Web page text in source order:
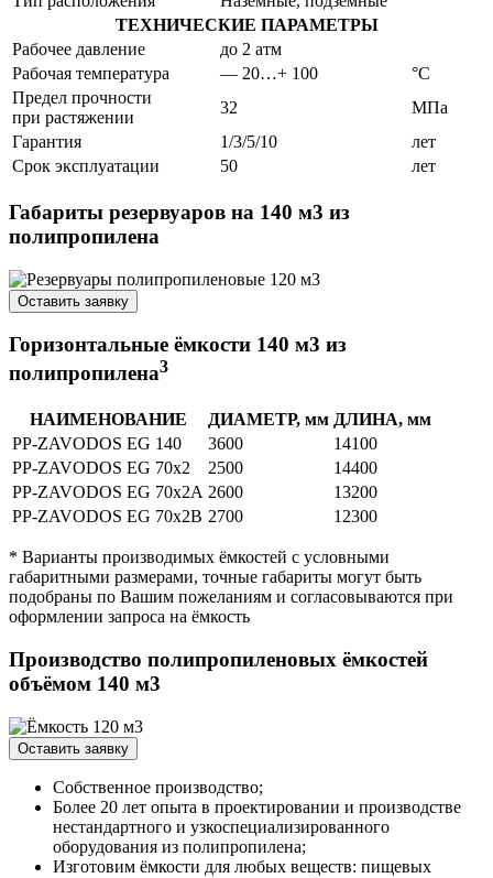
ТЕХНИЧЕСКИЕ ПАРАМЕТРЫ
Рабочее давление
до 2 атм
Рабочая температура
— 20…+ 100
°C
Предел прочности
при растяжении
32
МПа
Гарантия
1/3/5/10
лет
Срок эксплуатации
50 лет
Габариты резервуаров на 140 м3 из
полипропилена
Оставить заявку
Горизонтальные ёмкости 140 м3 из
полипропилена3
НАИМЕНОВАНИЕ ДИАМЕТР, мм ДЛИНА, мм
PP-ZAVODOS EG 140
3600
14100
PP-ZAVODOS EG 70x2
2500
14400
PP-ZAVODOS EG 70x2A 2600
13200
PP-ZAVODOS EG 70x2B 2700 12300
* Варианты производимых ёмкостей с условными
габаритными размерами, точные габариты могут быть
подобраны по Вашим пожеланиям и согласовываются при
оформлении запроса на ёмкость
Производство полипропиленовых ёмкостей
объёмом 140 м3
Оставить заявку
Собственное производство;
Более 20 лет опыта в проектировании и производстве
нестандартного и узкоспециализированного
оборудования из полипропилена;
Изготовим ёмкости для любых веществ: пищевых